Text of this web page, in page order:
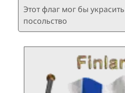
Этот флаг мог бы
посольство